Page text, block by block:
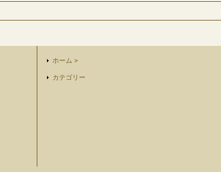
ホーム >
カテゴリー